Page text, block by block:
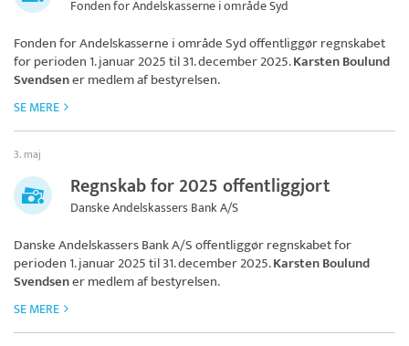
Fonden for Andelskasserne i område Syd
Fonden for Andelskasserne i område Sydoffentliggør regnskabet
for perioden 1. januar 2025 til 31. december 2025.Karsten Boulund
Svendsener medlem af bestyrelsen.
SE MERE
3. maj
Regnskab for 2025 offentliggjort
Danske Andelskassers Bank A/S
Danske Andelskassers Bank A/Soffentliggør regnskabet for
perioden 1. januar 2025 til 31. december 2025.Karsten Boulund
Svendsener medlem af bestyrelsen.
SE MERE